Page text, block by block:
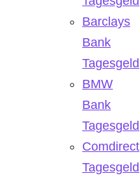
Barclays
Bank
Tagesgeld
BMW
Bank
Tagesgeld
Comdirect
Tagesgeld